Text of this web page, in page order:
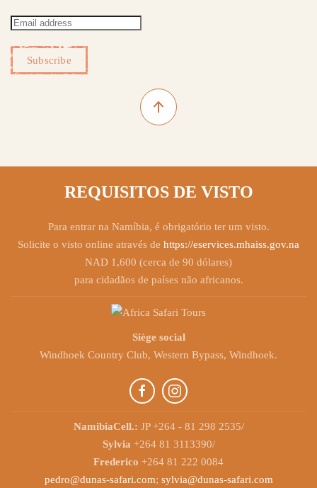
Subscribe
REQUISITOS DE VISTO
Para entrar na Namíbia, é obrigatório ter um visto.
Solicite o visto online através de https://eservices.mhaiss.gov.na
NAD 1,600 (cerca de 90 dólares)
para cidadãos de países não africanos.
Siège social
Windhoek Country Club, Western Bypass, Windhoek.
NamibiaCell.: JP +264 - 81 298 2535/
Sylvia +264 81 3113390/
Frederico +264 81 222 0084
pedro@dunas-safari.com; sylvia@dunas-safari.com